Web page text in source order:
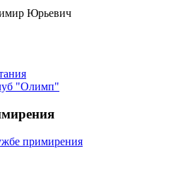
Юрьевич
примирения